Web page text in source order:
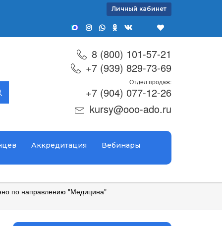
Личный кабинет
8 (800) 101-57-21
+7 (939) 829-73-69
Отдел продаж:
+7 (904) 077-12-26
kursy@ooo-ado.ru
Аккредитация Вебинары
по направлению "Медицина"